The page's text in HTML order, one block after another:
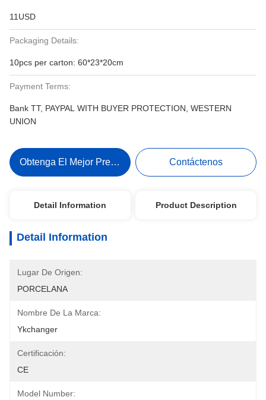
11USD
Packaging Details:
10pcs per carton: 60*23*20cm
Payment Terms:
Bank TT, PAYPAL WITH BUYER PROTECTION, WESTERN
UNION
Obtenga El Mejor Precio Contáctenos
Detail Information Product Description
Detail Information
Lugar De Origen:
PORCELANA
Nombre De La Marca:
Ykchanger
Certificación:
CE
Model Number: